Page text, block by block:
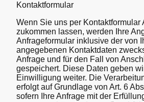
Kontaktformular
Wenn Sie uns per Kontaktformular
zukommen lassen, werden Ihre
Anfrageformular inklusive der von
angegebenen Kontaktdaten
Anfrage und für den Fall von
gespeichert. Diese Daten geben
Einwilligung weiter. Die
erfolgt auf Grundlage von Art. 6
sofern Ihre Anfrage mit der